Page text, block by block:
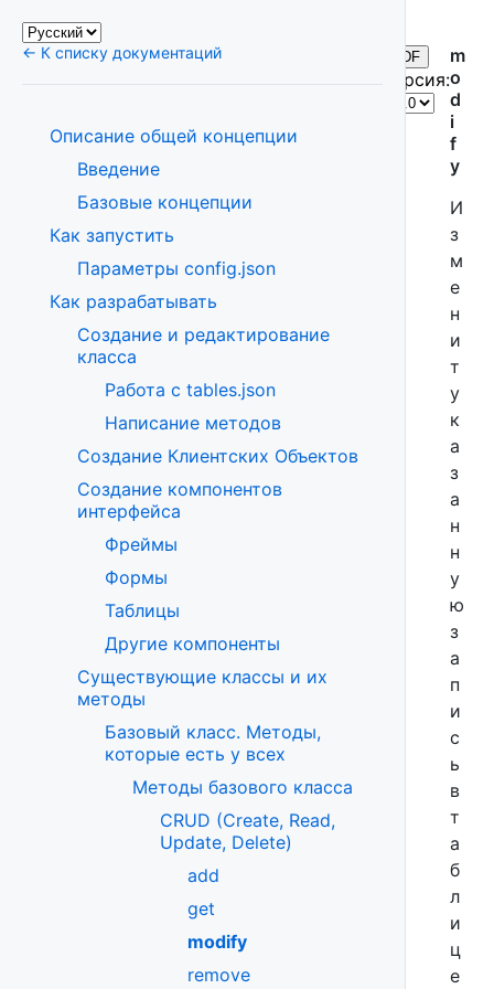
← К списку документаций
Описание общей концепции
Введение
Базовые концепции
Как запустить
Параметры config.json
Как разрабатывать
Создание и редактирование
класса
Работа с tables.json
Написание методов
Создание Клиентских Объектов
Создание компонентов
интерфейса
Фреймы
Формы
Таблицы
Другие компоненты
Существующие классы и их
методы
Базовый класс. Методы,
которые есть у всех
Методы базового класса
CRUD (Create, Read,
Update, Delete)
add
get
modify
remove
PDF
Версия:
m
o
d
i
f
y
И
з
м
е
н
и
т
у
к
а
з
а
н
н
у
ю
з
а
п
и
с
ь
в
т
а
б
л
и
ц
е